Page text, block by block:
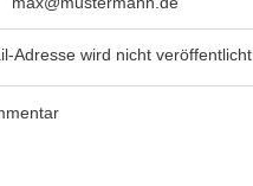
Adresse wird nicht veröffentlicht